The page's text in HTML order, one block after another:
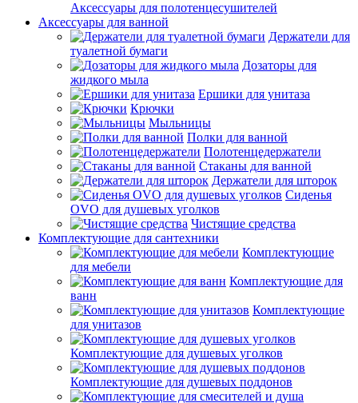
Аксессуары для полотенцесушителей
Аксессуары для ванной
Держатели для
туалетной бумаги
Дозаторы для
жидкого мыла
Ершики для унитаза
Крючки
Мыльницы
Полки для ванной
Полотенцедержатели
Стаканы для ванной
Держатели для шторок
Сиденья
OVO для душевых уголков
Чистящие средства
Комплектующие для сантехники
Комплектующие
для мебели
Комплектующие для
ванн
Комплектующие
для унитазов
Комплектующие для душевых уголков
Комплектующие для душевых поддонов